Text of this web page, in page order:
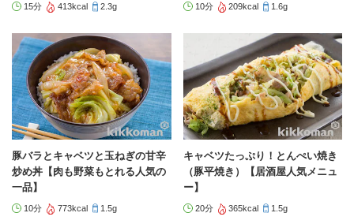
15分 413kcal 2.3g 10分 209kcal 1.6g
豚バラとキャベツと玉ねぎの甘辛
炒め丼【肉も野菜もとれる人気の
一品】
10分 773kcal 1.5g
キャベツたっぷり！とんぺい焼き
（豚平焼き）【居酒屋人気メニュ
ー】
20分 365kcal 1.5g